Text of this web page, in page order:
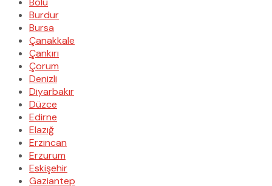
Burdur
Bursa
Çanakkale
Çankırı
Çorum
Denizli
Diyarbakır
Düzce
Edirne
Elazığ
Erzincan
Erzurum
Eskişehir
Gaziantep